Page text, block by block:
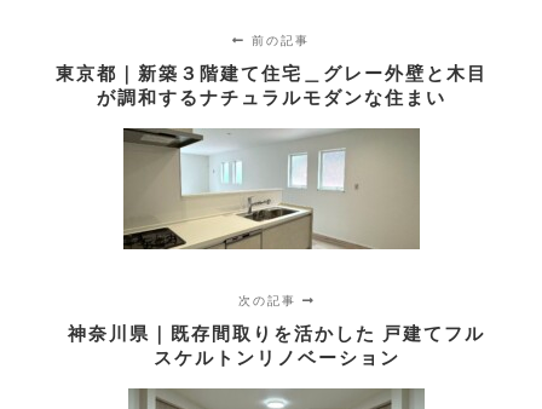
前の記事
東京都｜新築３階建て住宅＿グレー外壁と木目
が調和するナチュラルモダンな住まい
次の記事
神奈川県｜既存間取りを活かした 戸建てフル
スケルトンリノベーション